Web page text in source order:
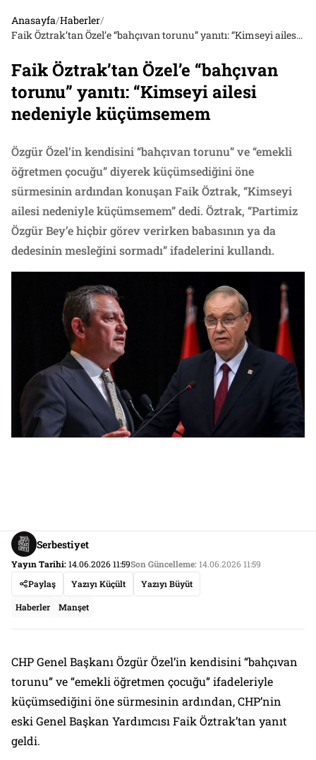
Anasayfa/Haberler/
Faik Öztrak’tan Özel’e “bahçıvan torunu” yanıtı: “Kimseyi ailesi nedeniyle küçümsemem
Faik Öztrak’tan Özel’e “bahçıvan
torunu” yanıtı: “Kimseyi ailesi
nedeniyle küçümsemem
Özgür Özel’in kendisini “bahçıvan torunu” ve “emekli
öğretmen çocuğu” diyerek küçümsediğini öne
sürmesinin ardından konuşan Faik Öztrak, “Kimseyi
ailesi nedeniyle küçümsemem” dedi. Öztrak, “Partimiz
Özgür Bey’e hiçbir görev verirken babasının ya da
dedesinin mesleğini sormadı” ifadelerini kullandı.
Serbestiyet
Yayın Tarihi:14.06.2026 11:59Son Güncelleme:14.06.2026 11:59
Paylaş
Yazıyı Küçült Yazıyı Büyüt
Haberler Manşet
CHP Genel Başkanı Özgür Özel’in kendisini “bahçıvan
torunu” ve “emekli öğretmen çocuğu” ifadeleriyle
küçümsediğini öne sürmesinin ardından, CHP’nin
eski Genel Başkan Yardımcısı Faik Öztrak’tan yanıt
geldi.